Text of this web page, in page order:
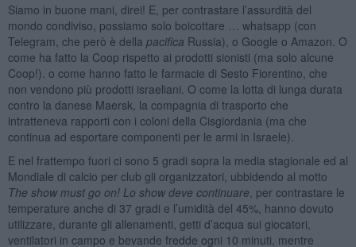
Siamo in buone mani, direi! E, per contrastare l’assurdità del
mondo condiviso, possiamo solo boicottare … whatsapp (con
Telegram, che però è della pacifica Russia), o Google o Amazon. O
come ha fatto la Coop rispetto ai prodotti sionisti (ma solo alcune
Coop!). o come hanno fatto le farmacie di Sesto Fiorentino, che
non vendono più prodotti israeliani. O come la lotta di lunga durata
contro la danese Maersk, la compagnia di trasporto che
intratteneva rapporti con i coloni della Cisgiordania (ma che
continua ad esportare componenti per le armi in Israele).
E nel frattempo fuori ci sono 5 gradi sopra la media stagionale ed al
Mondiale di calcio per club gli organizzatori, ubbidendo al motto
The show must go on! Lo show deve continuare , per contrastare le
temperature anche di 37 gradi e l’umidità del 45%, hanno dovuto
utilizzare, durante gli allenamenti, getti d’acqua sui giocatori,
ventilatori in campo e bevande fredde ogni 10 minuti, mentre